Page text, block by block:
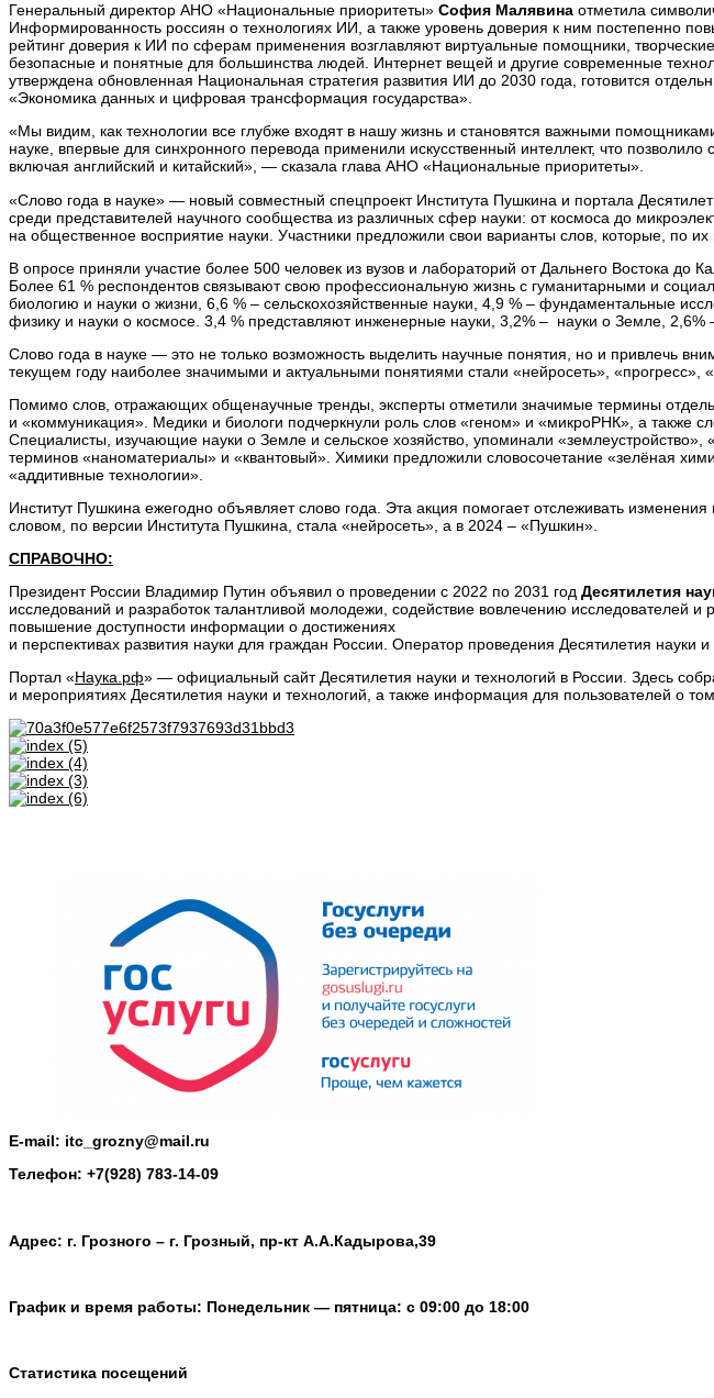
Генеральный директор АНО «Национальные приоритеты» София Малявина отметила
Информированность россиян о технологиях ИИ, а также уровень доверия к ним постепенно
рейтинг доверия к ИИ по сферам применения возглавляют виртуальные помощники,
безопасные и понятные для большинства людей. Интернет вещей и другие современные
утверждена обновленная Национальная стратегия развития ИИ до 2030 года, готовится
«Экономика данных и цифровая трансформация государства».
«Мы видим, как технологии все глубже входят в нашу жизнь и становятся важными
науке, впервые для синхронного перевода применили искусственный интеллект, что
включая английский и китайский», — сказала глава АНО «Национальные приоритеты».
«Слово года в науке» — новый совместный спецпроект Института Пушкина и портала
среди представителей научного сообщества из различных сфер науки: от космоса до
на общественное восприятие науки. Участники предложили свои варианты слов, которые, по
В опросе приняли участие более 500 человек из вузов и лабораторий от Дальнего Востока до
Более 61 % респондентов связывают свою профессиональную жизнь с гуманитарными и
биологию и науки о жизни, 6,6 % – сельскохозяйственные науки, 4,9 % – фундаментальные
физику и науки о космосе. 3,4 % представляют инженерные науки, 3,2% – науки о Земле,
Слово года в науке — это не только возможность выделить научные понятия, но и привлечь
текущем году наиболее значимыми и актуальными понятиями стали «нейросеть», «прогресс»,
Помимо слов, отражающих общенаучные тренды, эксперты отметили значимые термины
и «коммуникация». Медики и биологи подчеркнули роль слов «геном» и «микроРНК», а также
Специалисты, изучающие науки о Земле и сельское хозяйство, упоминали
терминов «наноматериалы» и «квантовый». Химики предложили словосочетание «зелёная
«аддитивные технологии».
Институт Пушкина ежегодно объявляет слово года. Эта акция помогает отслеживать
словом, по версии Института Пушкина, стала «нейросеть», а в 2024 – «Пушкин».
СПРАВОЧНО:
Президент России Владимир Путин объявил о проведении с 2022 по 2031 год Десятилетия
исследований и разработок талантливой молодежи, содействие вовлечению исследователей
повышение доступности информации о достижениях
и перспективах развития науки для граждан России. Оператор проведения Десятилетия
Портал «Наука.рф» — официальный сайт Десятилетия науки и технологий в России. Здесь
и мероприятиях Десятилетия науки и технологий, а также информация для пользователей о
E-mail: itc_grozny@mail.ru
Телефон: +7(928) 783-14-09
Адрес: г. Грозного – г. Грозный, пр-кт А.А.Кадырова,39
График и время работы: Понедельник — пятница: с 09:00 до 18:00
Статистика посещений